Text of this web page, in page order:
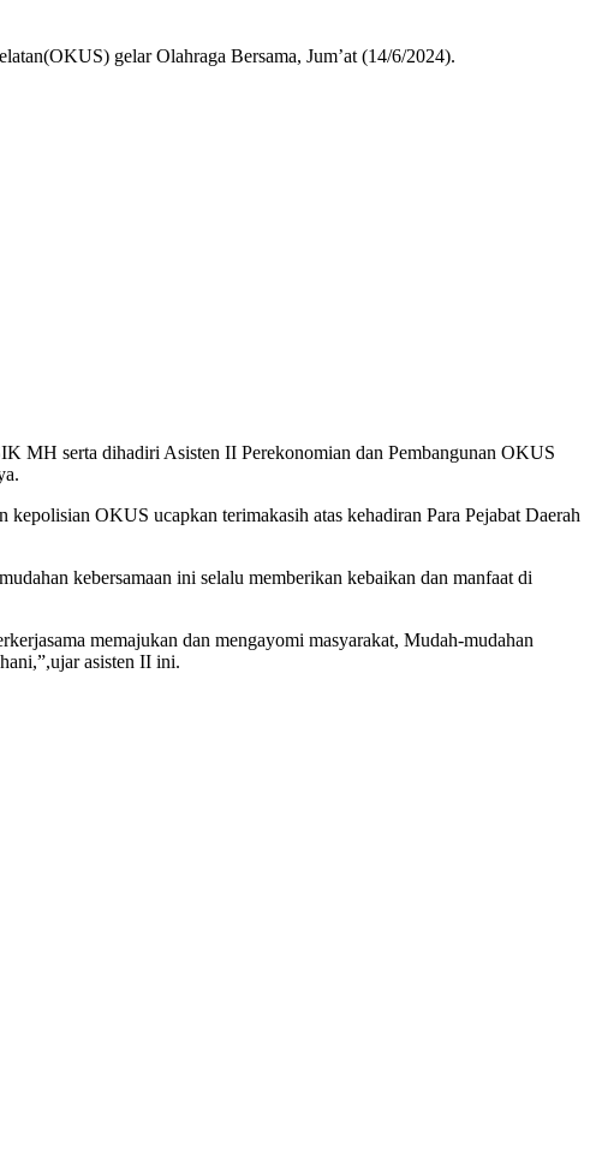
gelar Olahraga Bersama, Jum’at (14/6/2024).
MH serta dihadiri Asisten II Perekonomian dan Pembangunan OKUS
OKUS ucapkan terimakasih atas kehadiran Para Pejabat Daerah
kebersamaan ini selalu memberikan kebaikan dan manfaat di
memajukan dan mengayomi masyarakat, Mudah-mudahan
asisten II ini.